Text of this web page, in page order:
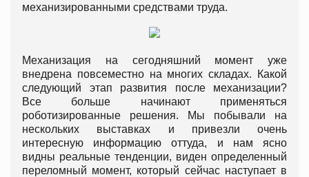
механизированными средствами труда.
Механизация на сегодняшний момент уже
внедрена повсеместно на многих складах. Какой
следующий этап развития после механизации?
Все больше начинают применяться
роботизированные решения. Мы побывали на
нескольких выставках и привезли очень
интересную информацию оттуда, и нам ясно
видны реальные тенденции, виден определенный
переломный момент, который сейчас наступает в